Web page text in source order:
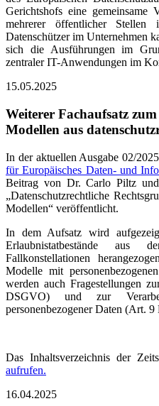
Gerichtshofs eine gemeinsame
mehrerer öffentlicher
Datenschützer im Unternehmen
sich die Ausführungen im
zentraler IT-Anwendungen im
15.05.2025
Weiterer Fachaufsatz
Modellen aus
In der aktuellen Ausgabe 02/
für Europäisches Daten- und
Beitrag von Dr. Carlo Piltz
„Datenschutzrechtliche
Modellen“ veröffentlicht.
In dem Aufsatz wird
Erlaubnistatbestände aus
Fallkonstellationen
Modelle mit
werden auch Fragestellungen
DSGVO) und zur
personenbezogener Daten (Art.
Das Inhaltsverzeichnis der
aufrufen.
16.04.2025